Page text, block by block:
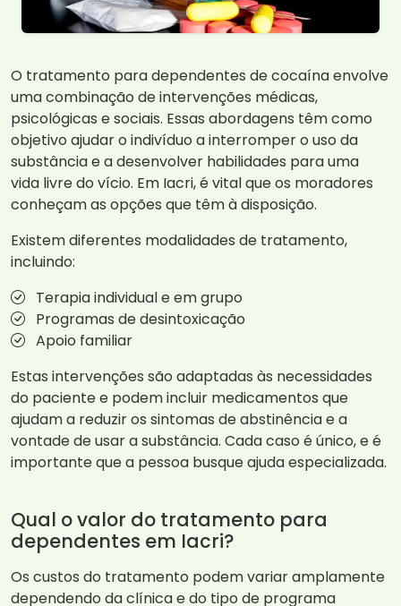
O tratamento para dependentes de cocaína envolve
uma combinação de intervenções médicas,
psicológicas e sociais. Essas abordagens têm como
objetivo ajudar o indivíduo a interromper o uso da
substância e a desenvolver habilidades para uma
vida livre do vício. Em Iacri, é vital que os moradores
conheçam as opções que têm à disposição.
Existem diferentes modalidades de tratamento,
incluindo:
Terapia individual e em grupo
Programas de desintoxicação
Apoio familiar
Estas intervenções são adaptadas às necessidades
do paciente e podem incluir medicamentos que
ajudam a reduzir os sintomas de abstinência e a
vontade de usar a substância. Cada caso é único, e é
importante que a pessoa busque ajuda especializada.
Qual o valor do tratamento para
dependentes em Iacri?
Os custos do tratamento podem variar amplamente
dependendo da clínica e do tipo de programa